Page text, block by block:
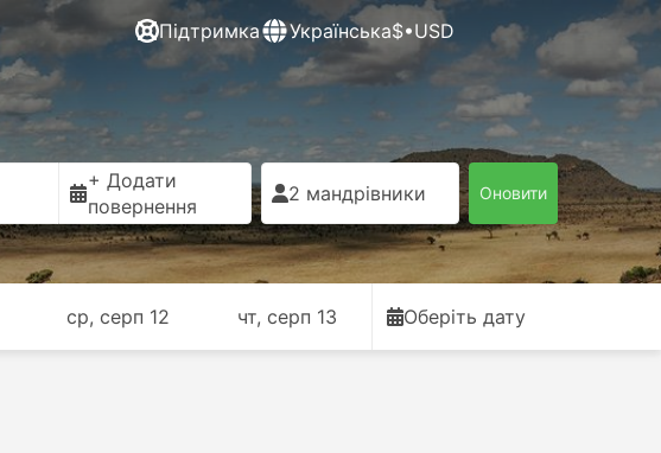
Підтримка Українська$•USD
+ Додати
повернення
2 мандрівники Оновити
ср, серп 12 чт, серп 13 Оберіть дату